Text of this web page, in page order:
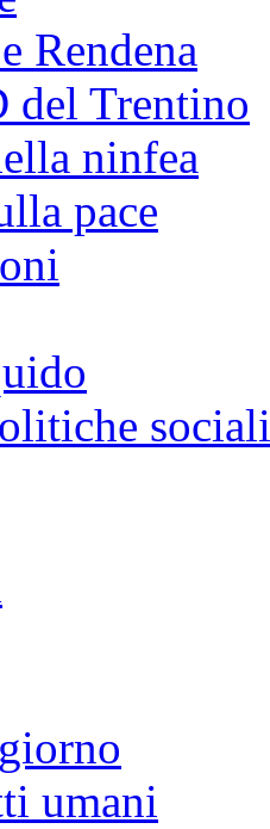
Rendena
del Trentino
ninfea
pace
sociali
umani